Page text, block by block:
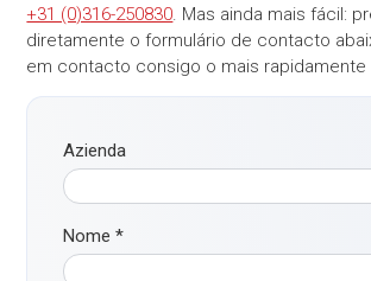
+31 (0)316-250830. Mas ainda mais fácil:
diretamente o formulário de contacto
em contacto consigo o mais rapidamente
Azienda
Nome*